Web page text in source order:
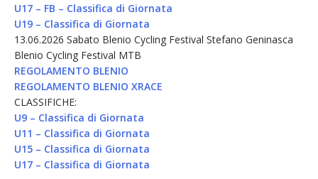
U17 – FB – Classifica di Giornata
U19 – Classifica di Giornata
13.06.2026 Sabato Blenio Cycling Festival Stefano Geninasca
Blenio Cycling Festival MTB
REGOLAMENTO BLENIO
REGOLAMENTO BLENIO XRACE
CLASSIFICHE:
U9 – Classifica di Giornata
U11 – Classifica di Giornata
U15 – Classifica di Giornata
U17 – Classifica di Giornata